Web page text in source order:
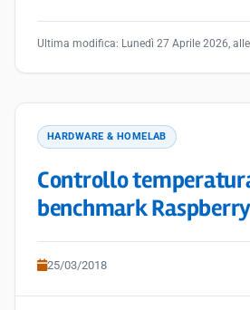
Ultima modifica: Lunedì 27 Aprile 2026,
HARDWARE & HOMELAB
Controllo
benchmark
25/03/2018